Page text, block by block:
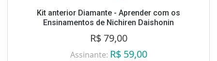
Kit anterior Diamante - Aprender com os
Ensinamentos de Nichiren Daishonin
R$ 79,00
Assinante: R$ 59,00